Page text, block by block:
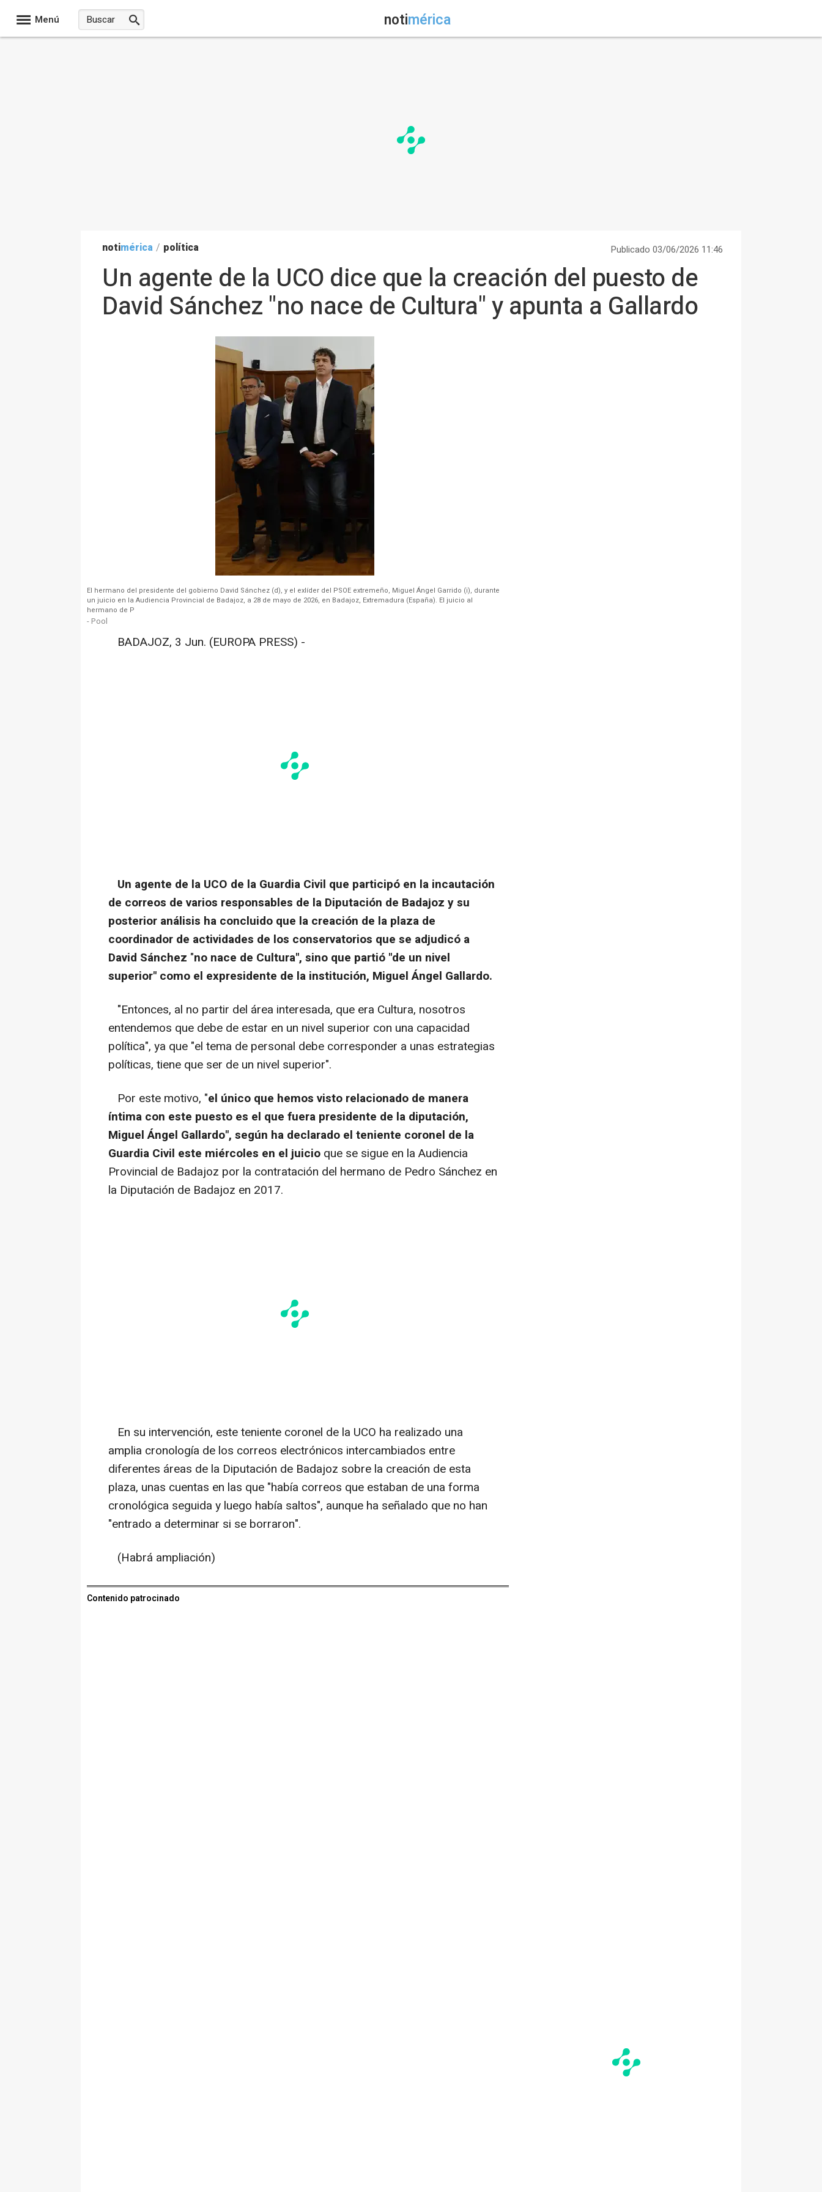
Menú notimérica
notimérica / política Publicado 03/06/2026 11:46
Un agente de la UCO dice que la creación del puesto de
David Sánchez "no nace de Cultura" y apunta a Gallardo
El hermano del presidente del gobierno David Sánchez (d), y el exlíder del PSOE extremeño, Miguel Ángel Garrido (i), durante
un juicio en la Audiencia Provincial de Badajoz, a 28 de mayo de 2026, en Badajoz, Extremadura (España). El juicio al
hermano de P
- Pool
BADAJOZ, 3 Jun. (EUROPA PRESS) -
Un agente de la UCO de la Guardia Civil que participó en la incautación
de correos de varios responsables de la Diputación de Badajoz y su
posterior análisis ha concluido que la creación de la plaza de
coordinador de actividades de los conservatorios que se adjudicó a
David Sánchez "no nace de Cultura", sino que partió "de un nivel
superior" como el expresidente de la institución, Miguel Ángel Gallardo.
"Entonces, al no partir del área interesada, que era Cultura, nosotros
entendemos que debe de estar en un nivel superior con una capacidad
política", ya que "el tema de personal debe corresponder a unas estrategias
políticas, tiene que ser de un nivel superior".
Por este motivo, "el único que hemos visto relacionado de manera
íntima con este puesto es el que fuera presidente de la diputación,
Miguel Ángel Gallardo", según ha declarado el teniente coronel de la
Guardia Civil este miércoles en el juicio que se sigue en la Audiencia
Provincial de Badajoz por la contratación del hermano de Pedro Sánchez en
la Diputación de Badajoz en 2017.
En su intervención, este teniente coronel de la UCO ha realizado una
amplia cronología de los correos electrónicos intercambiados entre
diferentes áreas de la Diputación de Badajoz sobre la creación de esta
plaza, unas cuentas en las que "había correos que estaban de una forma
cronológica seguida y luego había saltos", aunque ha señalado que no han
"entrado a determinar si se borraron".
(Habrá ampliación)
Contenido patrocinado